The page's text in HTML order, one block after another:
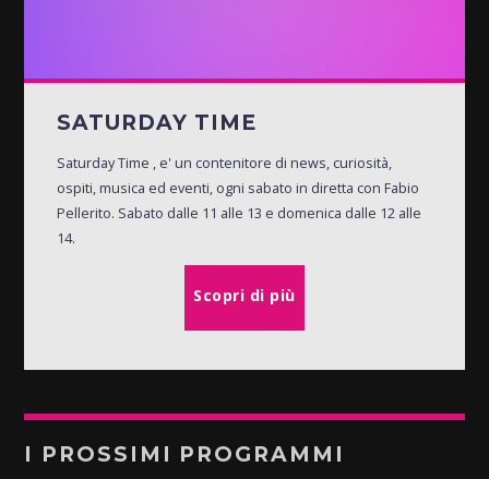
SATURDAY TIME
Saturday Time , e' un contenitore di news, curiosità,
ospiti, musica ed eventi, ogni sabato in diretta con Fabio
Pellerito. Sabato dalle 11 alle 13 e domenica dalle 12 alle
14.
Scopri di più
I PROSSIMI PROGRAMMI